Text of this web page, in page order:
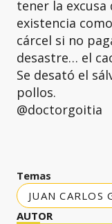
tener la
existencia
cárcel si no
desastre… el
Se desató el
pollos.
@doctorgoitia
Temas
JUAN CARLOS
AUTOR